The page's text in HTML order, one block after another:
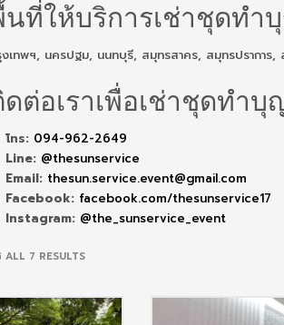
ที่ให้บริการเช่าชุดทำ
เทพฯ, นครปฐม, นนทบุรี, สมุทรสาคร, สมุทรปราการ,
ต่อเราเพื่อเช่าชุดทำ
โทร: 094-962-2649
Line: @thesunservice
Email: thesun.service.event@gmail.com
Facebook: facebook.com/thesunservice17
Instagram: @the_sunservice_event
ALL 7 RESULTSSORTED
POPULARITY